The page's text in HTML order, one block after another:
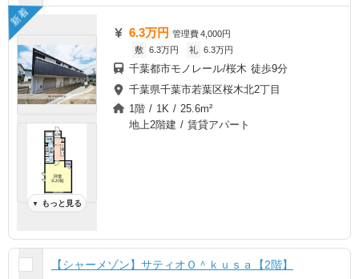
新着
▼ もっと見る
6.3万円 管理費4,000円
敷 6.3万円 礼 6.3万円
千葉都市モノレール/桜木 徒歩9分
千葉県千葉市若葉区桜木北2丁目
1階 / 1K / 25.6m²
地上2階建 / 賃貸アパート
【シャーメゾン】サティオＯ＾ｋｕｓａ【2階】